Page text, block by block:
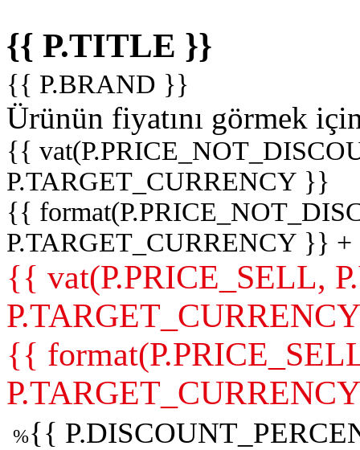
{{ P.TITLE }}
{{ P.BRAND }}
Ürünün fiyatını görmek
{{
P.TARGET_CURRENCY }}
{{
P.TARGET_CURRENCY }}
{{ vat(P.PRICE_SELL,
{{
%{{